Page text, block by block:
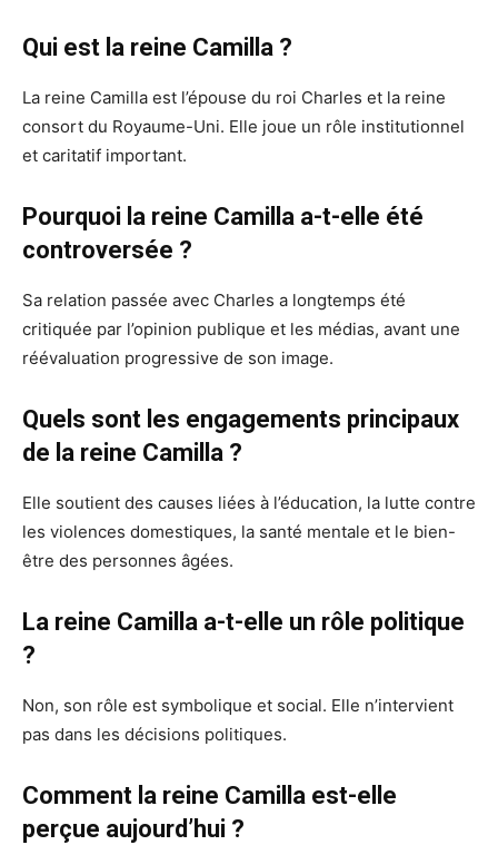
Qui est la reine Camilla ?
La reine Camilla est l’épouse du roi Charles et la reine
consort du Royaume-Uni. Elle joue un rôle institutionnel
et caritatif important.
Pourquoi la reine Camilla a-t-elle été
controversée ?
Sa relation passée avec Charles a longtemps été
critiquée par l’opinion publique et les médias, avant une
réévaluation progressive de son image.
Quels sont les engagements principaux
de la reine Camilla ?
Elle soutient des causes liées à l’éducation, la lutte contre
les violences domestiques, la santé mentale et le bien-
être des personnes âgées.
La reine Camilla a-t-elle un rôle politique
?
Non, son rôle est symbolique et social. Elle n’intervient
pas dans les décisions politiques.
Comment la reine Camilla est-elle
perçue aujourd’hui ?